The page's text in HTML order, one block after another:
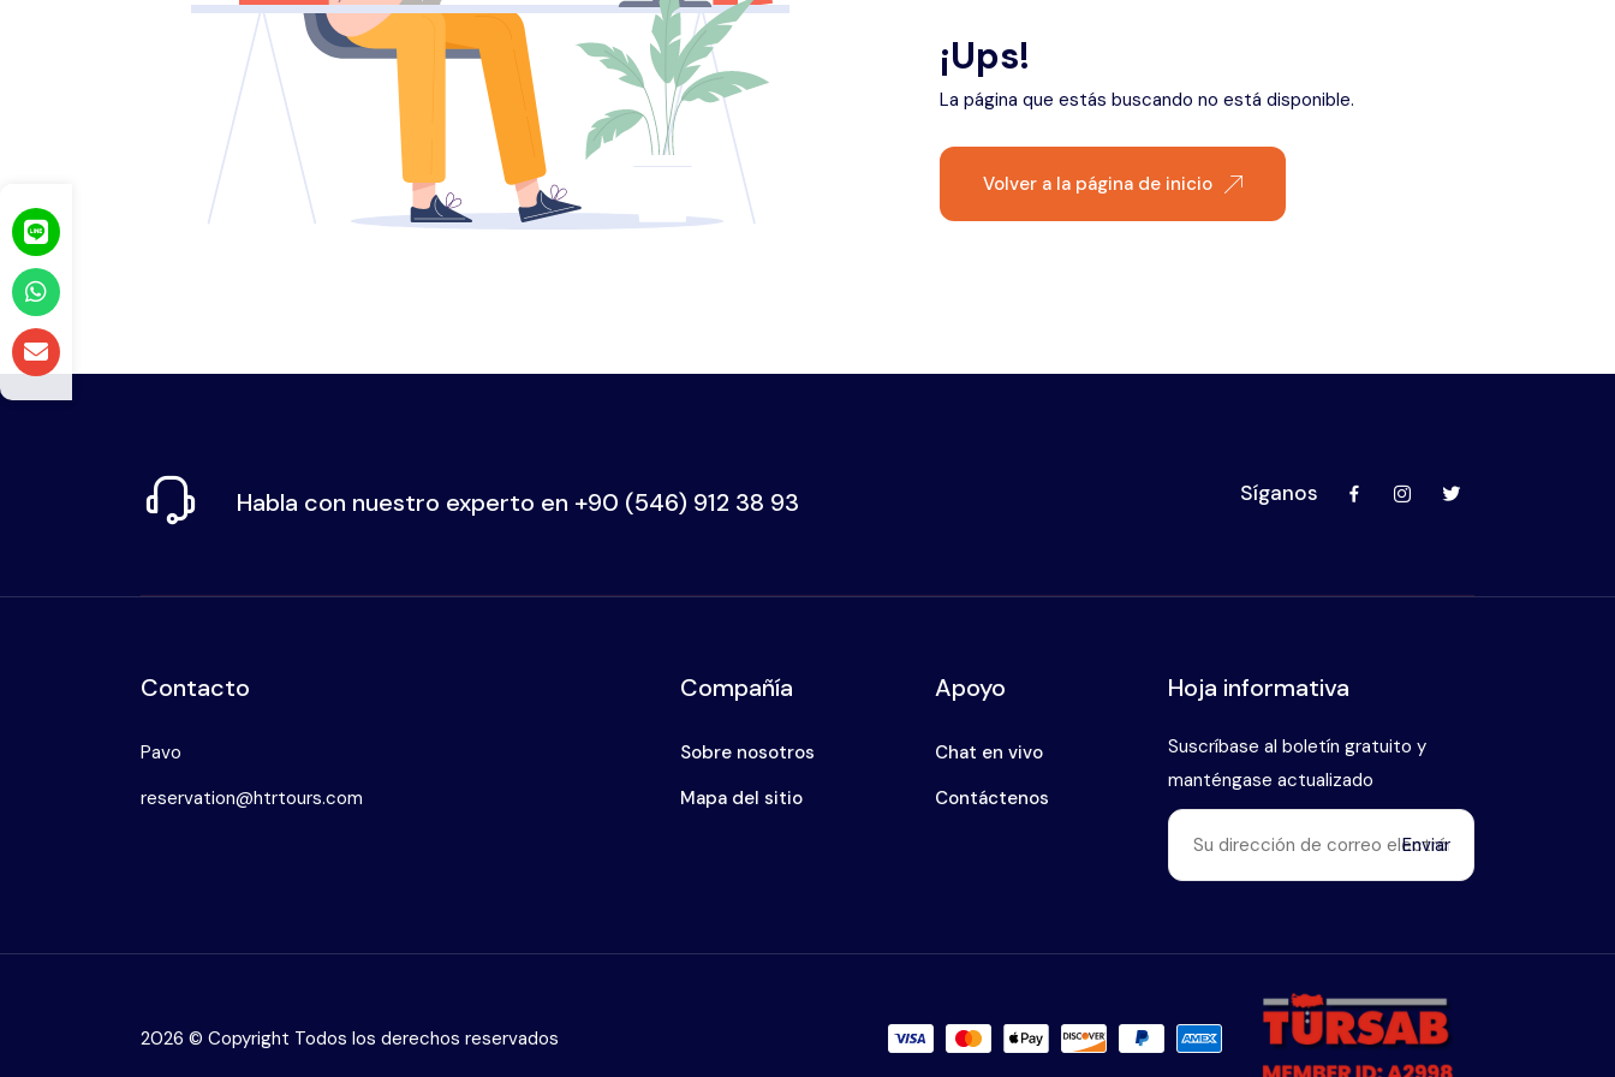
Habla con nuestro experto en
+90 (546) 912 38 93
¡Ups!
La página que estás buscando no está disponible.
Volver a la página de inicio
Habla con nuestro experto en +90 (546) 912 38 93 Síganos
Contacto
Pavo
reservation@htrtours.com
Compañía
Sobre nosotros
Mapa del sitio
Apoyo
Chat en vivo
Contáctenos
Hoja informativa
Suscríbase al boletín gratuito y
manténgase actualizado
Enviar
2026 © Copyright Todos los derechos reservados